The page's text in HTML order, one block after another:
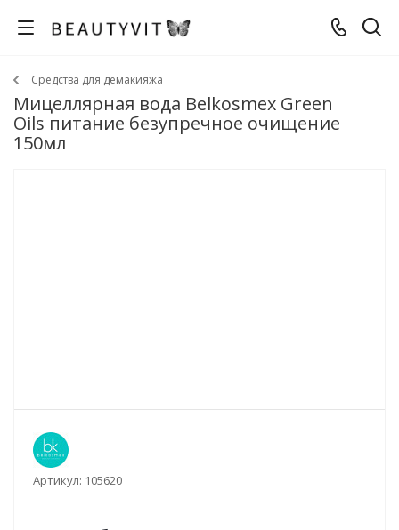
Средства для демакияжа
Мицеллярная вода Belkosmex Green
Oils питание безупречное очищение
150мл
Артикул: 105620